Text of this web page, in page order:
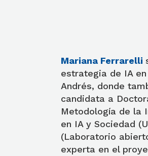
Mariana Ferrarelli
estrategia de IA
Andrés, donde
candidata a
Metodología de la
en IA y Sociedad
(Laboratorio
experta en el